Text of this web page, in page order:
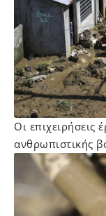
Οι επιχειρήσεις
ανθρωπιστικής